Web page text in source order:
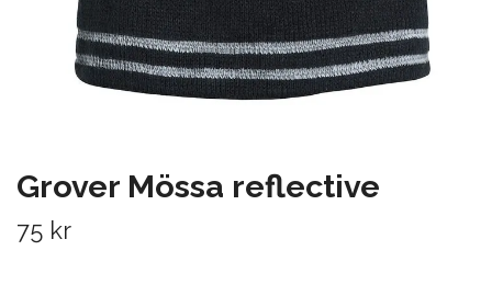
Grover Mössa reflective
75 kr